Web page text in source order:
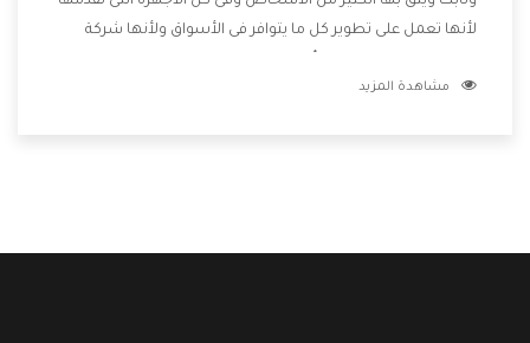
لأنها تعمل على تطوير كل ما يتوافر فى الأسواق ولأنها شركة
وتقدم للعملاء أقوى العروض والخصومات التى تسهل على
مشاهدة المزيد